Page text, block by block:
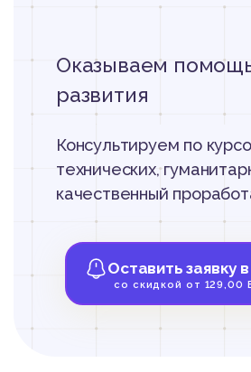
Оказываем
развития
Консультируем по
технических,
качественный
Оставить заявку
со скидкой от 129,00